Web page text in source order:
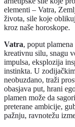
elementi – Vatra,
života, sile koje
kroz naše horoskope.
Vatra, poput
kreativnu silu, snagu
impulsa, eksplozija
instinkta. U
neobuzdano, traži
obasjava put, hrani
plamen može da
preterane ambicije,
pažnju, ravnotežu